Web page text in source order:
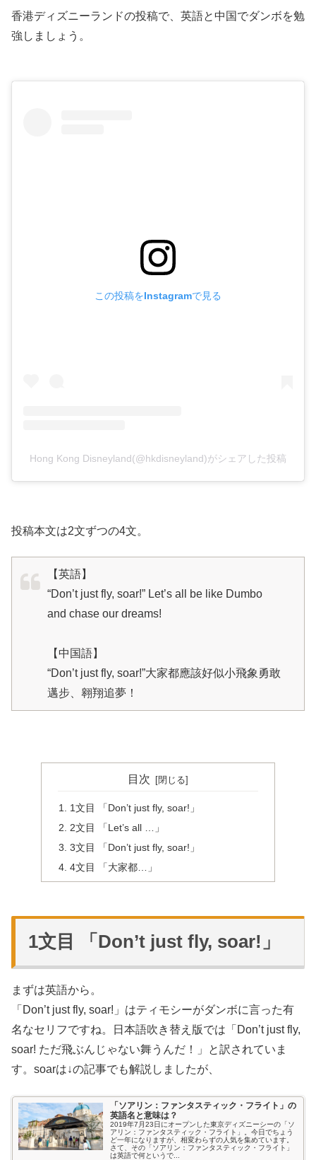
香港ディズニーランドの投稿で、英語と中国でダンボを勉
強しましょう。
この投稿をInstagramで見る
Hong Kong Disneyland(@hkdisneyland)がシェアした投稿
投稿本文は2文ずつの4文。
【英語】
“Don’t just fly, soar!” Let’s all be like Dumbo
and chase our dreams!
【中国語】
“Don’t just fly, soar!”大家都應該好似小飛象勇敢
邁步、翱翔追夢！
目次
1文目 「Don’t just fly, soar!」
2文目 「Let’s all …」
3文目 「Don’t just fly, soar!」
4文目 「大家都…」
1文目 「Don’t just fly, soar!」
まずは英語から。
「Don’t just fly, soar!」はティモシーがダンボに言った有
名なセリフですね。日本語吹き替え版では「Don’t just fly,
soar! ただ飛ぶんじゃない舞うんだ！」と訳されていま
す。soarは↓の記事でも解説しましたが、
「ソアリン：ファンタスティック・フライト」の
英語名と意味は？
2019年7月23日にオープンした東京ディズニーシーの「ソ
アリン：ファンタスティック・フライト」。今日でちょう
ど一年になりますが、相変わらずの人気を集めています。
さて、その「ソアリン：ファンタスティック・フライト」
は英語で何というで...